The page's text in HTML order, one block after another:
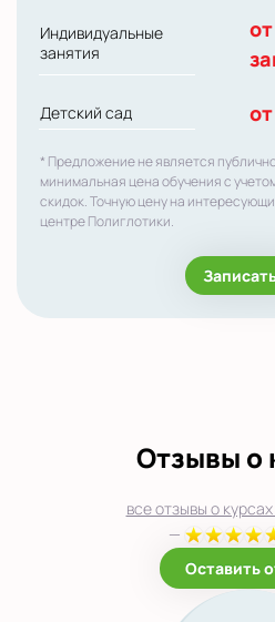
Индивидуальные
занятия
Детский сад
* Предложение не является
минимальная цена обучения с
скидок. Точную цену на
центре Полиглотики.
Отзывы о
все отзывы о
—
Оставить